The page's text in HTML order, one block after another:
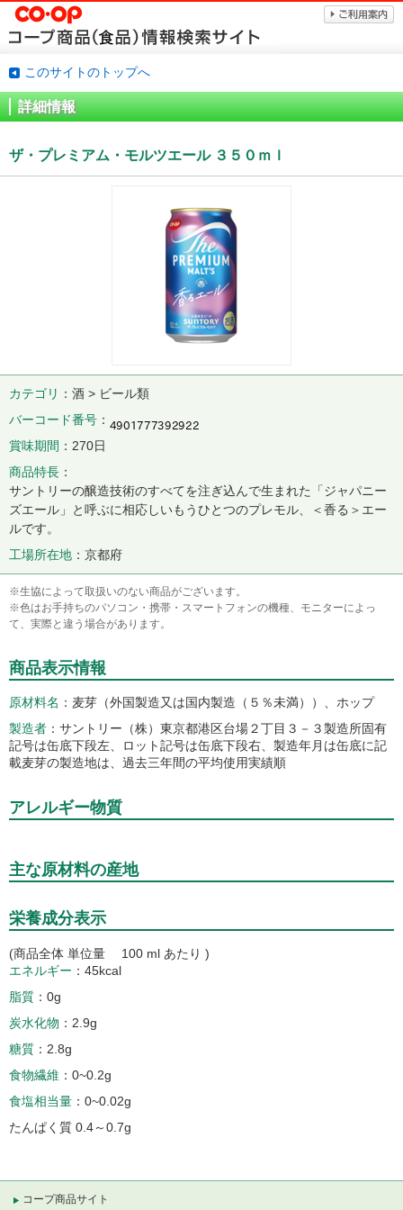
このサイトのトップへ
詳細情報
ザ・プレミアム・モルツエール ３５０ｍｌ
カテゴリ
酒 > ビール類
バーコード番号
賞味期間
270日
商品特長
サントリーの醸造技術のすべてを注ぎ込んで生まれた「ジャパニー
ズエール」と呼ぶに相応しいもうひとつのプレモル、＜香る＞エー
ルです。
工場所在地
京都府
※生協によって取扱いのない商品がございます。
※色はお手持ちのパソコン・携帯・スマートフォンの機種、モニターによっ
て、実際と違う場合があります。
商品表示情報
原材料名
麦芽（外国製造又は国内製造（５％未満））、ホップ
製造者
サントリー（株）東京都港区台場２丁目３－３製造所固有
記号は缶底下段左、ロット記号は缶底下段右、製造年月は缶底に記
載麦芽の製造地は、過去三年間の平均使用実績順
アレルギー物質
主な原材料の産地
栄養成分表示
(商品全体 単位量 100 ml あたり )
エネルギー
45kcal
脂質
0g
炭水化物
2.9g
糖質
2.8g
食物繊維
0~0.2g
食塩相当量
0~0.02g
たんぱく質 0.4～0.7g
コープ商品サイト